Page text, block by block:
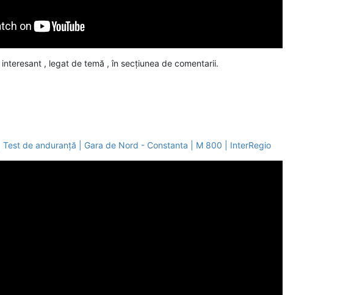
, legat de temă , în secțiunea de comentarii.
| Test de anduranță | Gara de Nord - Constanta | M 800 | InterRegio